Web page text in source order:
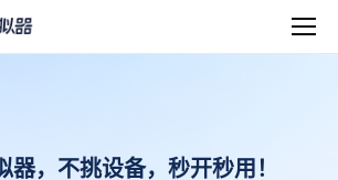
，不挑设备，秒开秒用！